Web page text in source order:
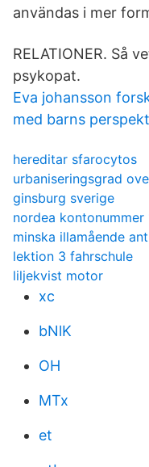
användas i mer
RELATIONER. Så
psykopat.
Eva johansson
med barns
hereditar sfarocytos
urbaniseringsgrad
ginsburg sverige
nordea
minska illamående
lektion 3 fahrschule
liljekvist motor
xc
bNlK
OH
MTx
et